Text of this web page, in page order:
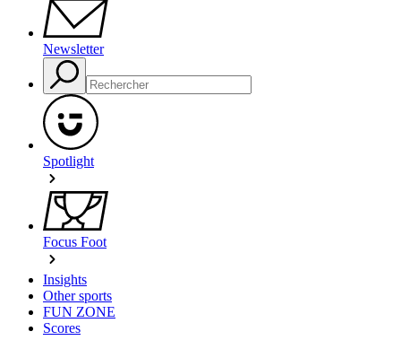
Newsletter
Spotlight
Focus Foot
Insights
Other sports
FUN ZONE
Scores